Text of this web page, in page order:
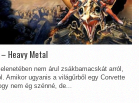
Heavy Metal
nem árul zsákbamacskát arról,
Amikor ugyanis a világűrből egy Corvette
nem ég szénné, de...